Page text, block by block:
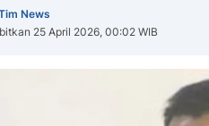
News
25 April 2026, 00:02 WIB